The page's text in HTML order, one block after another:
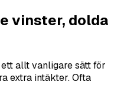
vinster, dolda
allt vanligare sätt för
extra intäkter. Ofta